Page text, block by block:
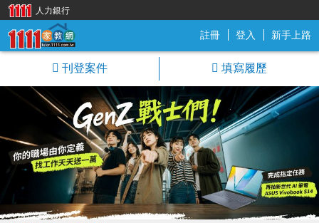
註冊 登入 新手上路
刊登案件 填寫履歷
人力銀行